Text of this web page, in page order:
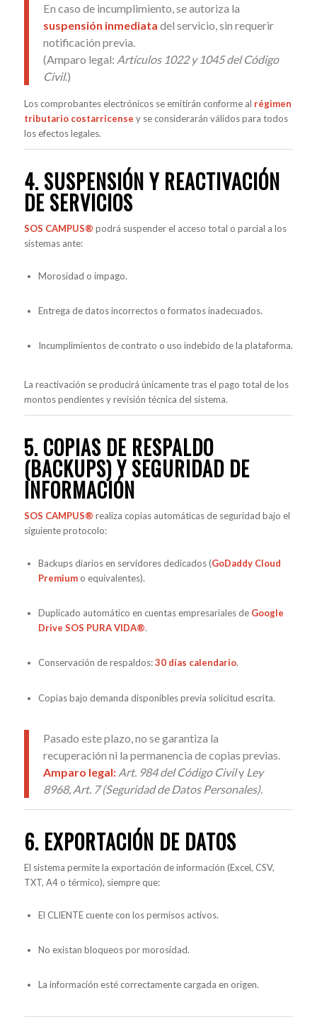
En caso de incumplimiento, se autoriza la
suspensión inmediata del servicio, sin requerir
notificación previa.
(Amparo legal: Artículos 1022 y 1045 del Código
Civil.)
Los comprobantes electrónicos se emitirán conforme al régimen
tributario costarricense y se considerarán válidos para todos
los efectos legales.
4. SUSPENSIÓN Y REACTIVACIÓN
DE SERVICIOS
SOS CAMPUS® podrá suspender el acceso total o parcial a los
sistemas ante:
Morosidad o impago.
Entrega de datos incorrectos o formatos inadecuados.
Incumplimientos de contrato o uso indebido de la plataforma.
La reactivación se producirá únicamente tras el pago total de los
montos pendientes y revisión técnica del sistema.
5. COPIAS DE RESPALDO
(BACKUPS) Y SEGURIDAD DE
INFORMACIÓN
SOS CAMPUS® realiza copias automáticas de seguridad bajo el
siguiente protocolo:
Backups diarios en servidores dedicados (GoDaddy Cloud
Premiumo equivalentes).
Duplicado automático en cuentas empresariales de Google
Drive SOS PURA VIDA®.
Conservación de respaldos:30 días calendario.
Copias bajo demanda disponibles previa solicitud escrita.
Pasado este plazo, no se garantiza la
recuperación ni la permanencia de copias previas.
Amparo legal: Art. 984 del Código Civily Ley
8968, Art. 7 (Seguridad de Datos Personales).
6. EXPORTACIÓN DE DATOS
El sistema permite la exportación de información (Excel, CSV,
TXT, A4 o térmico), siempre que:
El CLIENTE cuente con los permisos activos.
No existan bloqueos por morosidad.
La información esté correctamente cargada en origen.